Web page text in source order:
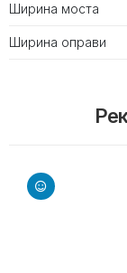
Ширина моста
Ширина оправи